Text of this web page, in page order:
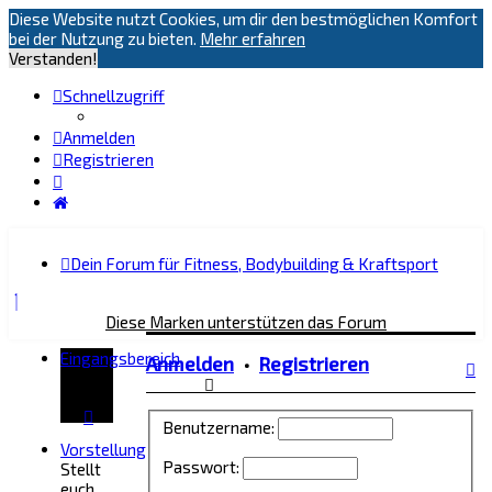
Diese Website nutzt Cookies, um dir den bestmöglichen Komfort
bei der Nutzung zu bieten. Mehr erfahren
Verstanden!
Schnellzugriff
Anmelden
Registrieren
Dein Forum für Fitness, Bodybuilding & Kraftsport
Diese Marken unterstützen das Forum
Eingangsbereich
Vorstellung
Stellt
Anmelden • Registrieren
Benutzername:
Passwort: